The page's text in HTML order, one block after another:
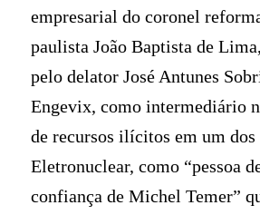
empresarial do coronel
paulista João Baptista de
pelo delator José Antunes
Engevix, como intermediário
de recursos ilícitos em um dos
Eletronuclear, como “pessoa
confiança de Michel Temer”